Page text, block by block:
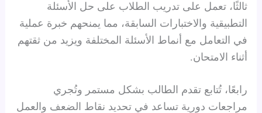
ثالثًا، تعمل على تدريب الطلاب على حل الأسئلة
التطبيقية والاختبارات السابقة، مما يمنحهم خبرة عملية
في التعامل مع أنماط الأسئلة المختلفة ويزيد من ثقتهم
أثناء الامتحان.
رابعًا، تُتابع تقدم الطالب بشكل مستمر وتُجري
مراجعات دورية تساعد في تحديد نقاط الضعف والعمل